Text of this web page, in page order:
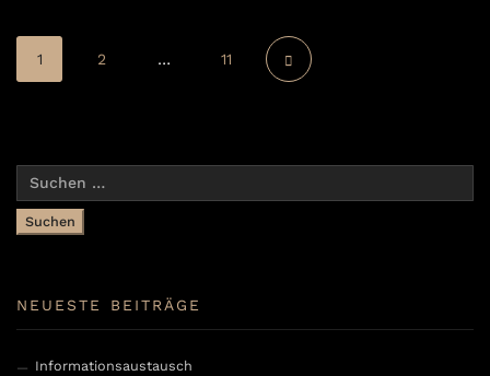
1 2 … 11
nach:
NEUESTE BEITRÄGE
Informationsaustausch